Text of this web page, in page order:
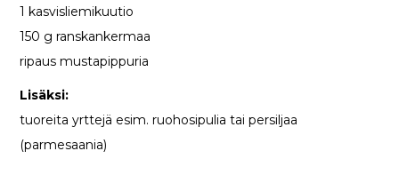
1 kasvisliemikuutio
150 g ranskankermaa
ripaus mustapippuria
Lisäksi:
tuoreita yrttejä esim. ruohosipulia tai persiljaa
(parmesaania)